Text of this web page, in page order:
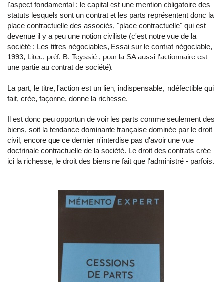
l'aspect fondamental : le capital est une mention obligatoire des
statuts lesquels sont un contrat et les parts représentent donc la
place contractuelle des associés, "place contractuelle" qui est
devenue il y a peu une notion civiliste (c'est notre vue de la
société : Les titres négociables, Essai sur le contrat négociable,
1993, Litec, préf. B. Teyssié ; pour la SA aussi l'actionnaire est
une partie au contrat de société).
La part, le titre, l'action est un lien, indispensable, indéfectible qui
fait, crée, façonne, donne la richesse.
Il est donc peu opportun de voir les parts comme seulement des
biens, soit la tendance dominante française dominée par le droit
civil, encore que ce dernier n'interdise pas d'avoir une vue
doctrinale contractuelle de la société. Le droit des contrats crée
ici la richesse, le droit des biens ne fait que l'administré - parfois.